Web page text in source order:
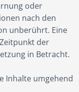
oder
nach den
unberührt. Eine
der
in Betracht.
Inhalte umgehend